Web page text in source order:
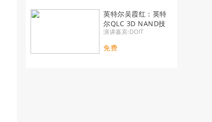
英特尔吴霞红：英特
尔QLC 3D NAND技
术性能评估指南
演讲嘉宾:DOIT
免费